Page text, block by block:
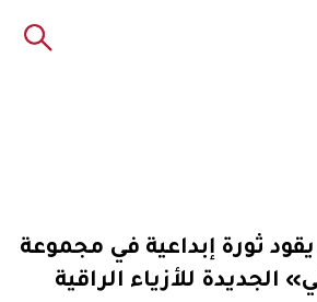
يقود ثورة إبداعية في مجموعة
الجديدة للأزياء الراقية